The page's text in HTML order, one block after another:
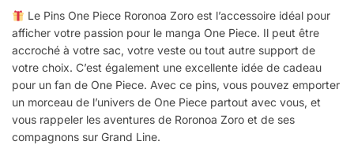
Le Pins One Piece Roronoa Zoro est l’accessoire idéal pour
afficher votre passion pour le manga One Piece. Il peut être
accroché à votre sac, votre veste ou tout autre support de
votre choix. C’est également une excellente idée de cadeau
pour un fan de One Piece. Avec ce pins, vous pouvez emporter
un morceau de l’univers de One Piece partout avec vous, et
vous rappeler les aventures de Roronoa Zoro et de ses
compagnons sur Grand Line.